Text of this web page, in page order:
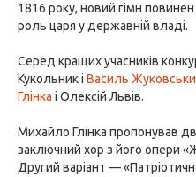
1816 року, новий гімн
роль царя у державній владі.
Серед кращих учасників
Кукольник і Василь
Глінка і Олексій Львів.
Михайло Глінка пропонував
заключний хор з його опери
Другий варіант —